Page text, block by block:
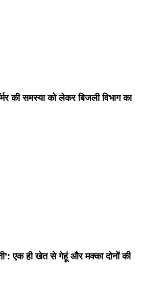
की समस्या को लेकर बिजली विभाग का
एक ही खेत से गेहूं और मक्का दोनों की